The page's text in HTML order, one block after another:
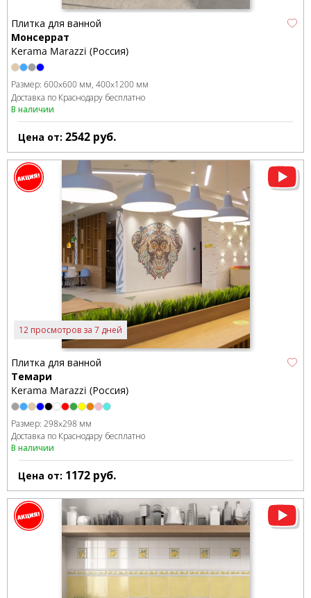
Плитка для ванной
Монсеррат
Kerama Marazzi (Россия)
Размер: 600x600 мм 400x1200 мм
Доставка по Краснодару бесплатно
В наличии
Цена от: 2542 руб.
12 просмотров за 7 дней
Плитка для ванной
Темари
Kerama Marazzi (Россия)
Размер: 298x298 мм
Доставка по Краснодару бесплатно
В наличии
Цена от: 1172 руб.